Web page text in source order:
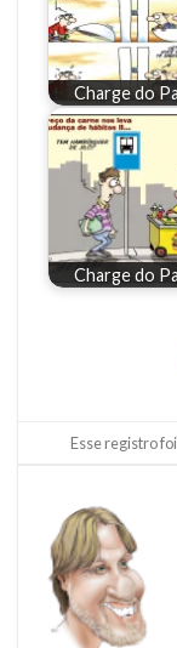
Charge do
Charge do
Esse registro